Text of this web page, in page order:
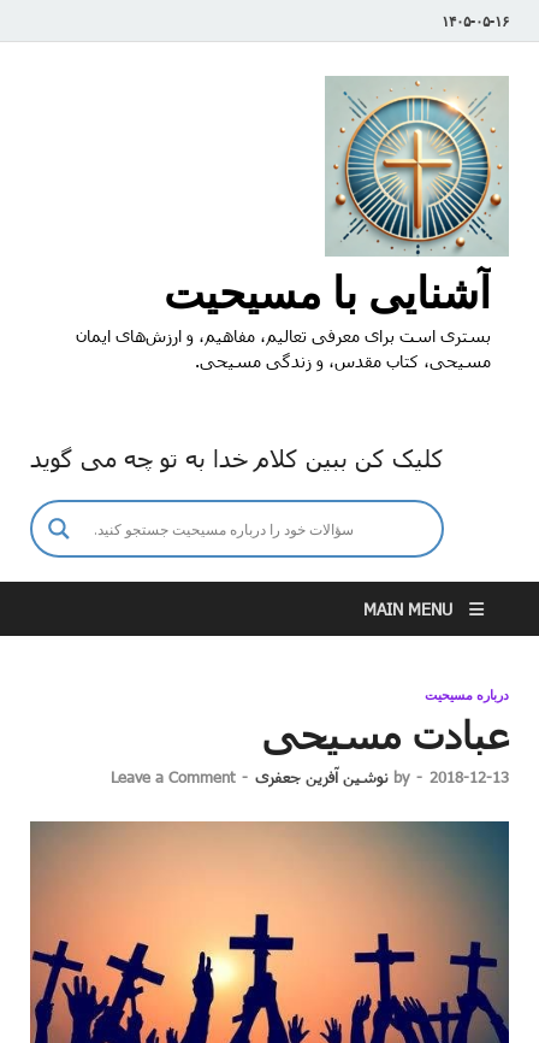
۱۴۰۵-۰۵-۱۶
آشنایی با مسیحیت
بستری است برای معرفی تعالیم، مفاهیم، و ارزش‌های ایمان
مسیحی، کتاب مقدس، و زندگی مسیحی.
کلیک کن ببین کلام خدا به تو چه می گوید
MAIN MENU
درباره مسیحیت
عبادت مسیحی
2018-12-13
-
by نوشین آفرین جعفری -
Leave a Comment